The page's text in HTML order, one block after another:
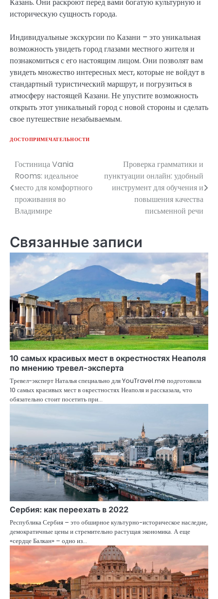
историческую сущность города.
Индивидуальные экскурсии по Казани – это уникальная
возможность увидеть город глазами местного жителя и
познакомиться с его настоящим лицом. Они позволят вам
увидеть множество интересных мест, которые не войдут в
стандартный туристический маршрут, и погрузиться в
атмосферу настоящей Казани. Не упустите возможность
открыть этот уникальный город с новой стороны и сделать
свое путешествие незабываемым.
ДОСТОПРИМЕЧАТЕЛЬНОСТИ
Навигация
по
записям
Гостиница Vania
Rooms: идеальное
место для комфортного
проживания во
Владимире
Проверка грамматики и
пунктуации онлайн: удобный
инструмент для обучения и
повышения качества
письменной речи
Связанные записи
10 самых красивых мест в окрестностях Неаполя
по мнению тревел-эксперта
Тревел-эксперт Наталья специально для YouTravel.me подготовила
10 самых красивых мест в окрестностях Неаполя и рассказала, что
обязательно стоит посетить при…
Сербия: как переехать в 2022
Республика Сербия – это обширное культурно-историческое наследие,
демократичные цены и стремительно растущая экономика. А еще
«сердце Балкан» – одно из…